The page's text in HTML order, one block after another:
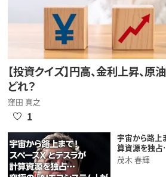
【投資クイズ】円高、金利上昇、原
どれ？
窪田 真之
1
宇宙から路上
算資源を独
茂木 春輝